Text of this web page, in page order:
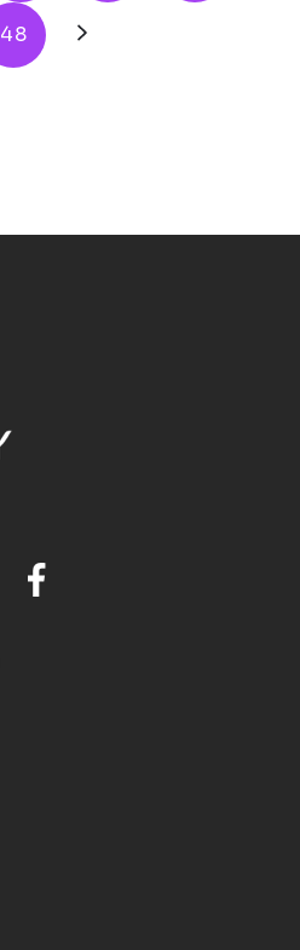
48